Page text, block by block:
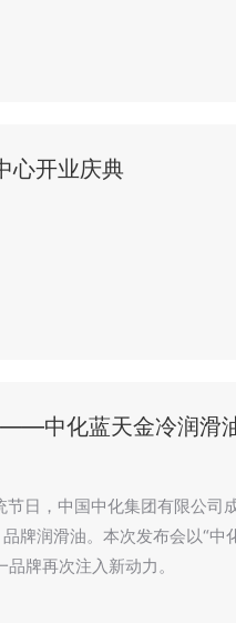
心开业庆典
中化蓝天金冷润滑
日，中国中化集团有限公司
牌润滑油。本次发布会以“中
牌再次注入新动力。